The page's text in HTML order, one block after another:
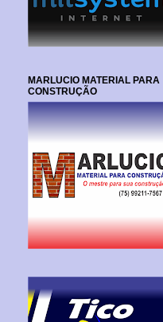
MARLUCIO MATERIAL PARA
CONSTRUÇÃO